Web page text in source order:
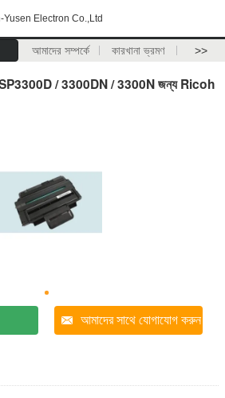
Electron Co.,Ltd
আমাদের সম্পর্কে কারখানা ভ্রমণ >>
/ 3300DN / 3300N জন্য Ricoh
আমাদের সাথে যোগাযোগ করুন